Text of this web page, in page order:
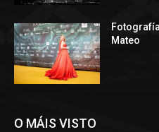
Mateo
O MÁIS VISTO